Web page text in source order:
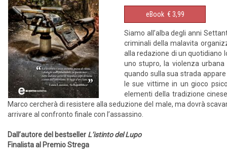
eBook € 3,99
Siamo all’alba degli anni
criminali della malavita
alla redazione di un quotidiano
uno stupro, la violenza
quando sulla sua strada
le sue vittime in un gioco
elementi della tradizione
Marco cercherà di resistere alla seduzione del male, ma dovrà
arrivare al confronto finale con l’assassino.
Dall’autore del bestseller L’istinto del Lupo
Finalista al Premio Strega